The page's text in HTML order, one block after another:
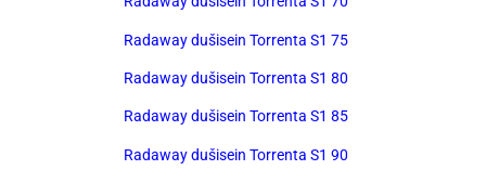
Radaway dušisein Torrenta S1 75
Radaway dušisein Torrenta S1 80
Radaway dušisein Torrenta S1 85
Radaway dušisein Torrenta S1 90